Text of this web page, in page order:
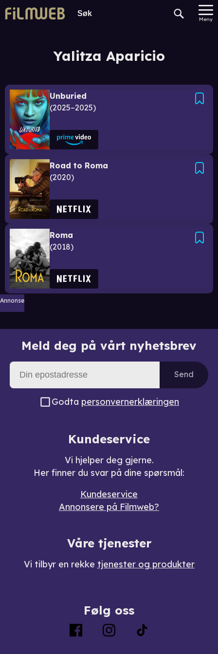
Meny
Yalitza Aparicio
Unburied
2025–2025
Road to Roma
2020
Roma
2018
Annonse
Meld deg på vårt nyhetsbrev
Send
Godta personvernerklæringen
Kundeservice
Vi hjelper deg gjerne.
Her finner du svar på dine spørsmål:
Kundeservice
Annonsere på Filmweb?
Våre tjenester
Vi tilbyr en rekke tjenester og produkter
Følg oss